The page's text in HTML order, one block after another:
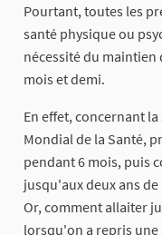
Pourtant, toutes les
santé physique ou
nécessité du
mois et demi.
En effet, concernant
Mondial de la Santé,
pendant 6 mois, puis
jusqu'aux deux ans
Or, comment allaiter
lorsqu'on a repris une